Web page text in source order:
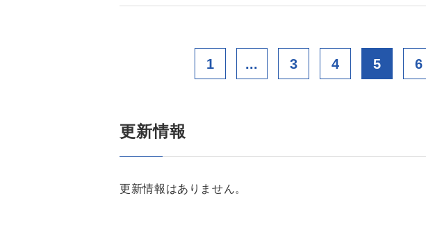
1 ... 3 4 5 6
更新情報
更新情報はありません。